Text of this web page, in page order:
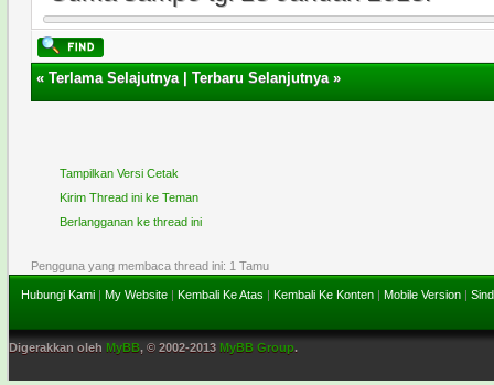
«Terlama Selajutnya|Terbaru Selanjutnya»
Tampilkan Versi Cetak
Kirim Thread ini ke Teman
Berlangganan ke thread ini
Pengguna yang membaca thread ini: 1 Tamu
Hubungi Kami | My Website | Kembali Ke Atas | Kembali Ke Konten | Mobile Version |
Digerakkan oleh MyBB, © 2002-2013 MyBB Group.